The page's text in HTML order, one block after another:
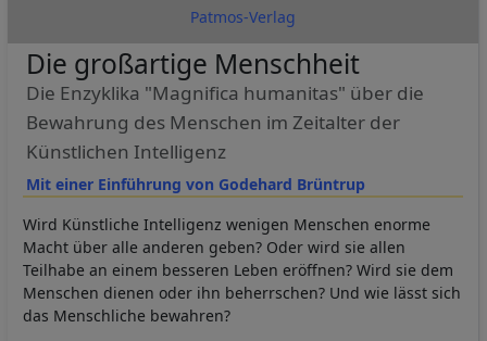
Patmos-Verlag
Mit einer Einführung von Godehard Brüntrup
Die großartige Menschheit
Die Enzyklika "Magnifica humanitas" über die
Bewahrung des Menschen im Zeitalter der
Künstlichen Intelligenz
Wird Künstliche Intelligenz wenigen Menschen enorme
Macht über alle anderen geben? Oder wird sie allen
Teilhabe an einem besseren Leben eröffnen? Wird sie dem
Menschen dienen oder ihn beherrschen? Und wie lässt sich
das Menschliche bewahren?